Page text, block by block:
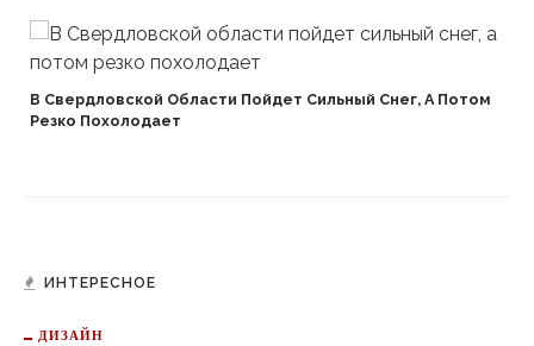
В Свердловской Области Пойдет Сильный Снег, А Потом
Резко Похолодает
ИНТЕРЕСНОЕ
ДИЗАЙН